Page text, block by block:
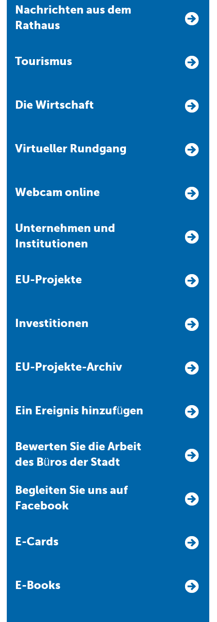
Nachrichten aus dem
Rathaus
Tourismus
Die Wirtschaft
Virtueller Rundgang
Webcam online
Unternehmen und
Institutionen
EU-Projekte
Investitionen
EU-Projekte-Archiv
Ein Ereignis hinzufügen
Bewerten Sie die Arbeit
des Büros der Stadt
Begleiten Sie uns auf
Facebook
E-Cards
E-Books